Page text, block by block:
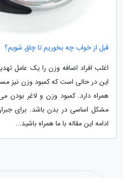
قبل از خواب چه بخوریم تا چاق شویم؟
اغلب افراد اضافه وزن را یک عامل
این در حالی است که کمبود وزن نیز
همراه دارد. کمبود وزن و لاغر بودن
مشکل اساسی در بدن باشد. برای
ادامه این مقاله با ما همراه باشید...